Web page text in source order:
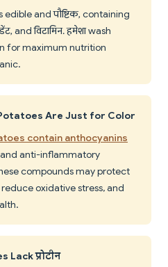
and पौष्टिक, containing
and विटामिन. हमेशा wash
for maximum nutrition
Are Just for Color
contain anthocyanins
anti-inflammatory
compounds may protect
oxidative stress, and
प्रोटीन